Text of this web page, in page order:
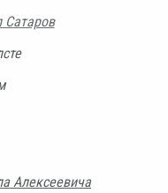
Сатаров
Алексеевича